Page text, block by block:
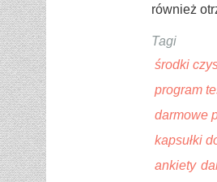
również
Tagi
środki
program
darmowe
kapsułki
ankiety